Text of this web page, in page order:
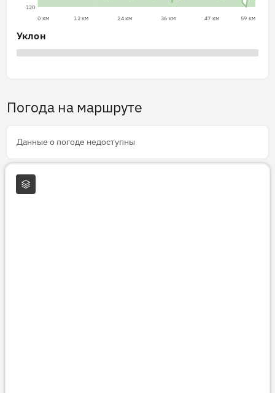
120
0 км 12 км 24 км 36 км 47 км 59 км
Уклон
Погода на маршруте
Данные о погоде недоступны